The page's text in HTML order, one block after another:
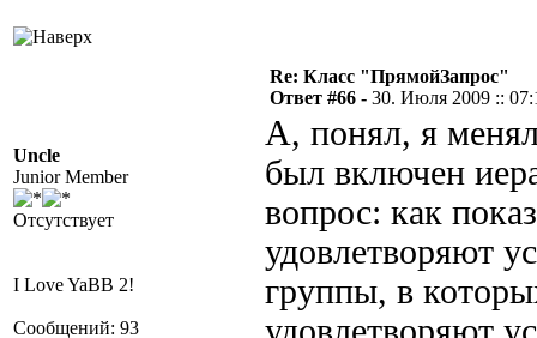
Uncle
Junior Member
Отсутствует
I Love YaBB 2!
Сообщений: 93
Re: Класс "ПрямойЗапрос"
Ответ #66 - 30. Июля 2009 ::
А, понял, я
был включен
вопрос: как
удовлетворяют
группы, в